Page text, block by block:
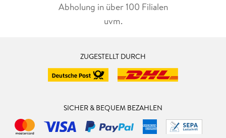
Abholung in über 100 Filialen
uvm.
ZUGESTELLT DURCH
SICHER & BEQUEM BEZAHLEN